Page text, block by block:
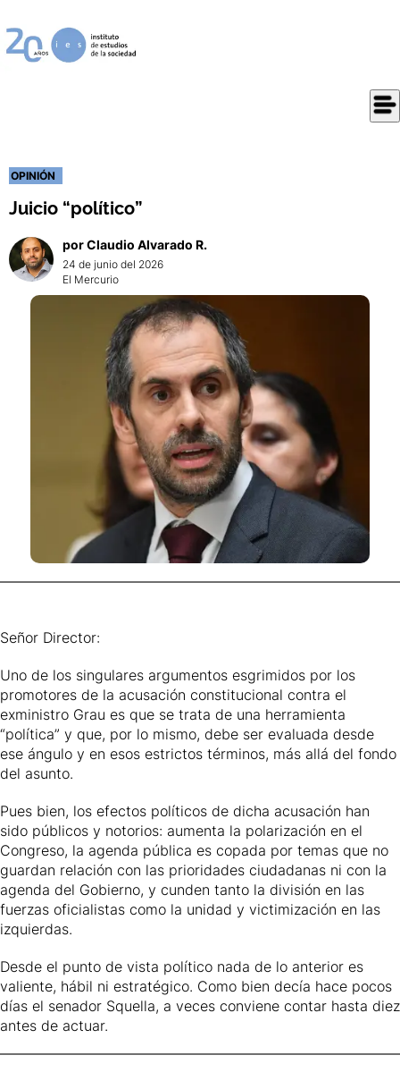
OPINIÓN
Juicio “político”
porClaudio Alvarado R.
24 de junio del 2026
El Mercurio
Señor Director:
Uno de los singulares argumentos esgrimidos por los
promotores de la acusación constitucional contra el
exministro Grau es que se trata de una herramienta
“política” y que, por lo mismo, debe ser evaluada desde
ese ángulo y en esos estrictos términos, más allá del fondo
del asunto.
Pues bien, los efectos políticos de dicha acusación han
sido públicos y notorios: aumenta la polarización en el
Congreso, la agenda pública es copada por temas que no
guardan relación con las prioridades ciudadanas ni con la
agenda del Gobierno, y cunden tanto la división en las
fuerzas oficialistas como la unidad y victimización en las
izquierdas.
Desde el punto de vista político nada de lo anterior es
valiente, hábil ni estratégico. Como bien decía hace pocos
días el senador Squella, a veces conviene contar hasta diez
antes de actuar.